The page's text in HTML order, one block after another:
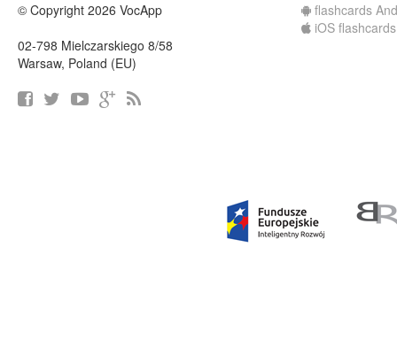
© Copyright 2026 VocApp
02-798 Mielczarskiego 8/58
Warsaw, Poland (EU)
flashcards
iOS flashcards